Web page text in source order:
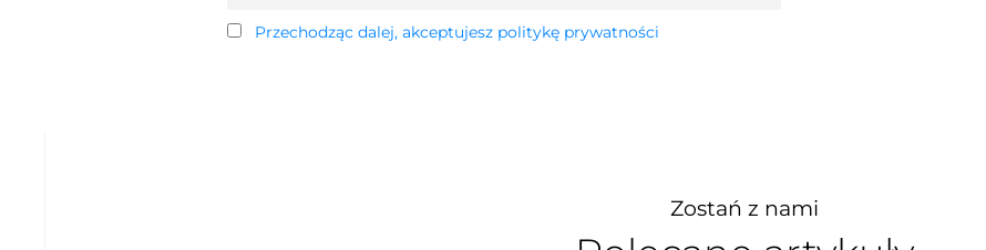
Przechodząc dalej, akceptujesz politykę prywatności
Zostań z nami